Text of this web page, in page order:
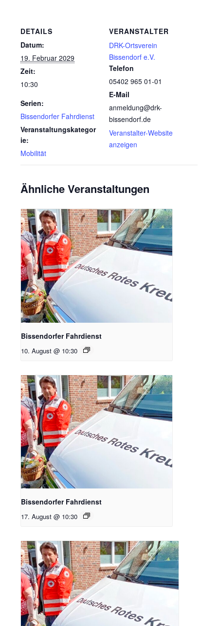
DETAILS
Datum:
19. Februar 2029
Zeit:
10:30
Serien:
Bissendorfer Fahrdienst
Veranstaltungskategor
ie:
Mobilität
VERANSTALTER
DRK-Ortsverein
Bissendorf e.V.
Telefon
05402 965 01-01
E-Mail
anmeldung@drk-
bissendorf.de
Veranstalter-Website
anzeigen
Ähnliche Veranstaltungen
Bissendorfer Fahrdienst
10. August @ 10:30
Bissendorfer Fahrdienst
17. August @ 10:30